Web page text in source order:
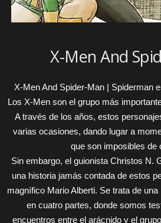
X-Men And
X-Men And Spider-Man | Spiderman
Los X-Men son el grupo más
A través de los años, estos
varias ocasiones, dando lugar a
que son imposibles
Sin embargo, el guionista Christos N.
una historia jamás contada de estos
magnífico Mario Alberti. Se trata de
en cuatro partes, donde somos
encuentros entre el arácnido y el